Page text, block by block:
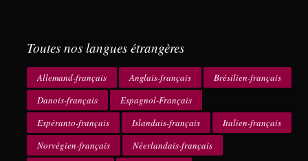
Toutes nos langues étrangères
Allemand-français Anglais-français
Brésilien-français
Danois-français
Espagnol-Français
Espéranto-français
Islandais-français
Italien-français
Norvégien-français
Néerlandais-français